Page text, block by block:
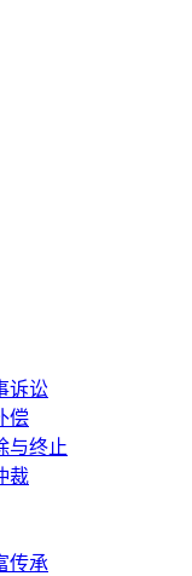
诉讼
偿
与终止
裁
传承